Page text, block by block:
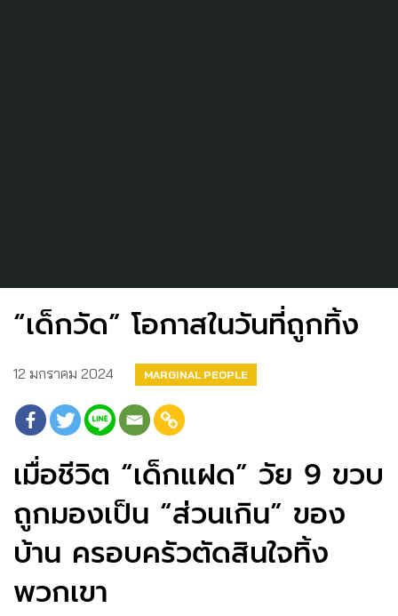
“เด็กวัด” โอกาสในวันที่ถูกทิ้ง
12 มกราคม 2024 MARGINAL PEOPLE
เมื่อชีวิต “เด็กแฝด” วัย 9 ขวบ
ถูกมองเป็น “ส่วนเกิน” ของ
บ้าน ครอบครัวตัดสินใจทิ้ง
พวกเขา